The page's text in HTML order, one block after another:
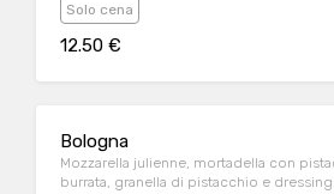
Solo cena
12.50 €
Bologna
Mozzarella julienne, mortadella con
burrata, granella di pistacchio e